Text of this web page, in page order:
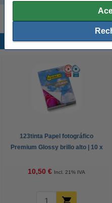
Productos
123tinta Papel fotográfico
Premium Glossy brillo alto | 10 x
10,50 € Incl. 21% IVA